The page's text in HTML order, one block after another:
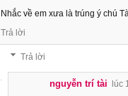
Nhắc về em xưa là trúng ý chú
Trả lời
Trả lời
nguyễn trí tài lúc